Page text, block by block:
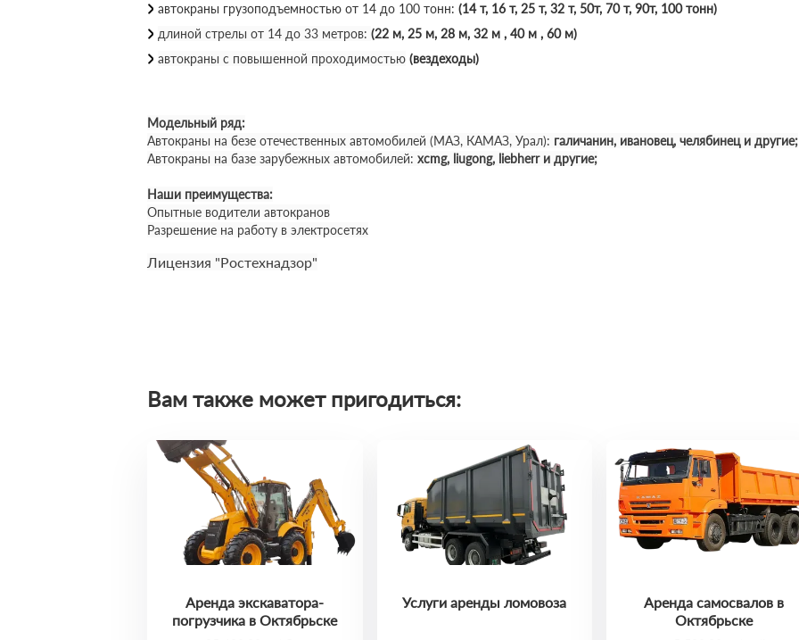
автокраны грузоподъемностью от 14 до 100 тонн: (14 т, 16 т, 25 т, 32 т, 50т, 70 т, 90т, 100 тонн)
длиной стрелы от 14 до 33 метров: (22 м, 25 м, 28 м, 32 м , 40 м , 60 м)
автокраны с повышенной проходимостью (вездеходы)
Модельный ряд:
Автокраны на безе отечественных автомобилей (МАЗ, КАМАЗ, Урал): галичанин, ивановец, челябинец и другие;
Автокраны на базе зарубежных автомобилей: xcmg, liugong, liebherr и другие;
Наши преимущества:
Опытные водители автокранов
Разрешение на работу в электросетях
Лицензия "Ростехнадзор"
Вам также может пригодиться:
Аренда экскаватора-
погрузчика в Октябрьске
Услуги аренды ломовоза
Аренда самосвалов в
Октябрьске